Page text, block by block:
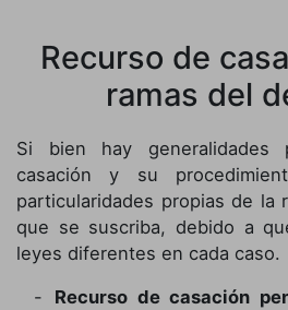
Recurso de
ramas del
Si bien hay
casación y su
particularidades propias de la
que se suscriba, debido a
leyes diferentes en cada caso.
Recurso de casación